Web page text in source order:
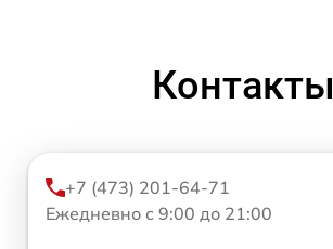
Контакты
+7 (473) 201-64-71
Ежедневно с 9:00 до 21:00